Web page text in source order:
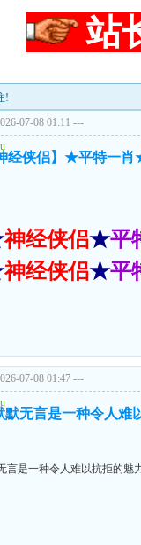
站
!
07-08 01:11 ---
u
经侠侣】★平特一
神经侠侣★平
神经侠侣★平
07-08 01:47 ---
u
默无言是一种令人难
言是一种令人难以抗拒的魅